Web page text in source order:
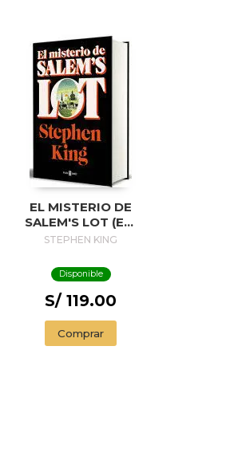
EL MISTERIO DE
SALEM'S LOT (ED.
50 ANIVERSARIO) /
STEPHEN KING
Disponible
S/ 119.00
Comprar